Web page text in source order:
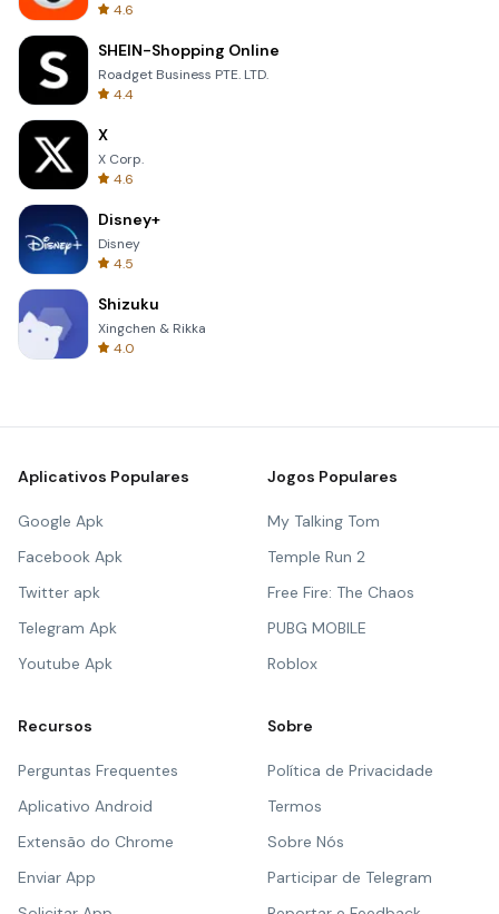
4.6
SHEIN-Shopping Online
Roadget Business PTE. LTD.
4.4
X
X Corp.
4.6
Disney+
Disney
4.5
Shizuku
Xingchen & Rikka
4.0
Aplicativos Populares
Google Apk
Facebook Apk
Twitter apk
Telegram Apk
Youtube Apk
Jogos Populares
My Talking Tom
Temple Run 2
Free Fire: The Chaos
PUBG MOBILE
Roblox
Recursos
Perguntas Frequentes
Aplicativo Android
Extensão do Chrome
Enviar App
Sobre
Política de Privacidade
Termos
Sobre Nós
Participar de Telegram